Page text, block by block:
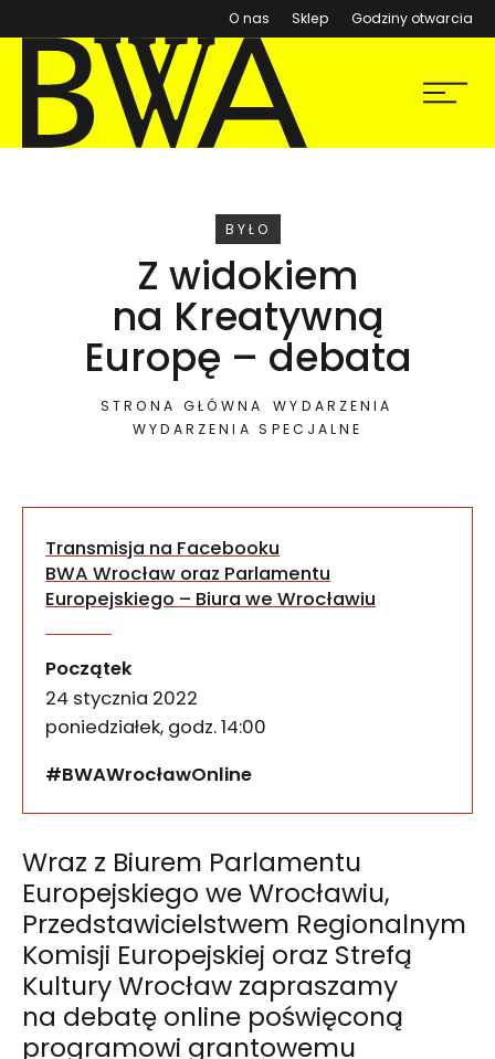
O nas Sklep (otwiera się w nowym
Godziny otwarcia
BWA Wrocław
Galerie Sztuki Współczesnej
Menu
WYDARZENIE
BYŁO
Z widokiem
na Kreatywną
Europę – debata
STRONA GŁÓWNA
WYDARZENIA
WYDARZENIA SPECJALNE
Transmisja na Facebooku
BWA Wrocław oraz Parlamentu
Europejskiego – Biura we Wrocławiu
Początek
24 stycznia 2022
poniedziałek, godz. 14:00
#BWAWrocławOnline
Wraz z Biurem Parlamentu
Europejskiego we Wrocławiu,
Przedstawicielstwem Regionalnym
Komisji Europejskiej oraz Strefą
Kultury Wrocław zapraszamy
na debatę online poświęconą
programowi grantowemu